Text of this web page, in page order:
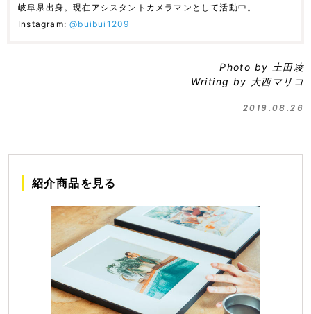
岐阜県出身。現在アシスタントカメラマンとして活動中。
Instagram:@buibui1209
Photo by 土田凌
Writing by 大西マリコ
2019.08.26
紹介商品を見る